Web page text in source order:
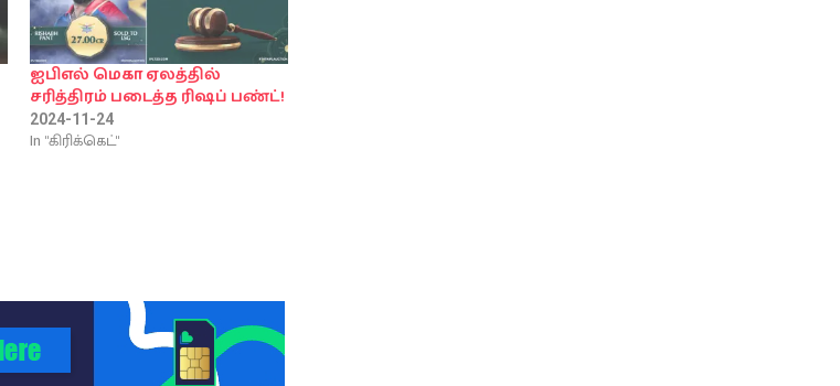
ஐபிஎல் மெகா ஏலத்தில்
சரித்திரம் படைத்த ரிஷப் பண்ட்!
2024-11-24
In "கிரிக்கெட்"